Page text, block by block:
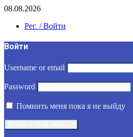
08.08.2026
Рег. / Войти
Войти
Username or email
Password
Помнить меня пока я не выйду